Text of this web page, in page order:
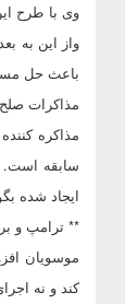
وی با طرح
واز این به
باعث حل
مذاکرات
مذاکره
ایجاد شده
** ترامپ و
موسویان
کند و نه